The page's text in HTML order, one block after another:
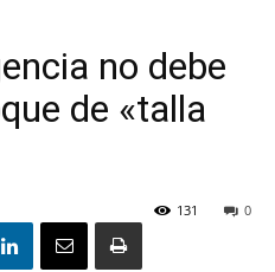
Claras
no debe
de «talla
0
131